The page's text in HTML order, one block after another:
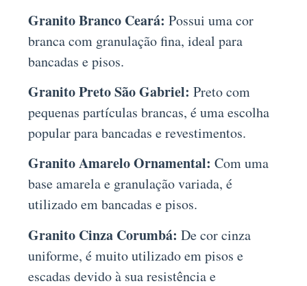
Granito Branco Ceará: Possui uma cor
branca com granulação fina, ideal para
bancadas e pisos.
Granito Preto São Gabriel: Preto com
pequenas partículas brancas, é uma escolha
popular para bancadas e revestimentos.
Granito Amarelo Ornamental: Com uma
base amarela e granulação variada, é
utilizado em bancadas e pisos.
Granito Cinza Corumbá: De cor cinza
uniforme, é muito utilizado em pisos e
escadas devido à sua resistência e